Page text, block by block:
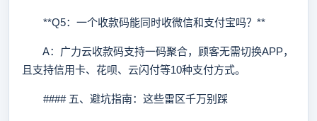
**Q5：一个收款码能同时收微信和支付宝吗？**
A：广力云收款码支持一码聚合，顾客无需切换APP，
且支持信用卡、花呗、云闪付等10种支付方式。
#### 五、避坑指南：这些雷区千万别踩